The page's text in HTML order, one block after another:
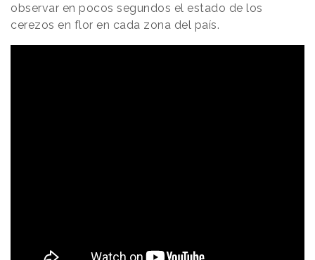
observar en pocos segundos el estado de los
cerezos en flor en cada zona del país.